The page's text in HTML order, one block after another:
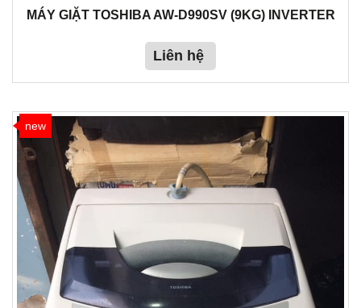
MÁY GIẶT TOSHIBA AW-D990SV (9KG) INVERTER
Liên hệ
new